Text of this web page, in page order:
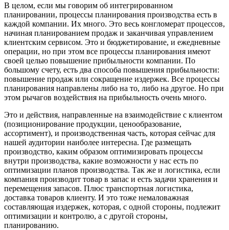
В целом, если мы говорим об интегрированном
планировании, процессы планирования производства есть в
каждой компании. Их много. Это весь конгломерат процессов,
начиная планированием продаж и заканчивая управлением
клиентским сервисом. Это и бюджетирование, и ежедневные
операции, но при этом все процессы планирования имеют
своей целью повышение прибыльности компании. По
большому счету, есть два способа повышения прибыльности:
повышение продаж или сокращение издержек. Все процессы
планирования направлены либо на то, либо на другое. Но при
этом рычагов воздействия на прибыльность очень много.
Это и действия, направленные на взаимодействие с клиентом
(позиционирование продукции, ценообразование,
ассортимент), и производственная часть, которая сейчас для
нашей аудитории наиболее интересна. Где размещать
производство, каким образом оптимизировать процессы
внутри производства, какие возможности у нас есть по
оптимизации планов производства. Так же и логистика, если
компания производит товар в запас и есть задачи хранения и
перемещения запасов. Плюс транспортная логистика,
доставка товаров клиенту. И это тоже немаловажная
составляющая издержек, которая, с одной стороны, подлежит
оптимизации и контролю, а с другой стороны,
планированию.